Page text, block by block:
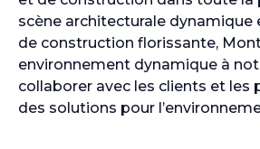
scène architecturale dynamique
de construction florissante,
environnement dynamique à
collaborer avec les clients et les
des solutions pour